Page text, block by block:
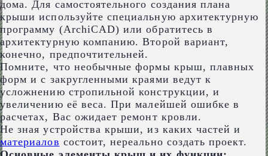
дома. Для самостоятельного создания плана
крыши используйте специальную архитектурную
программу (ArchiCAD) или обратитесь в
архитектурную компанию. Второй вариант,
конечно, предпочтительней.
Помните, что необычные формы крыш, плавных
форм и с закругленными краями ведут к
усложнению стропильной конструкции, и
увеличению её веса. При малейшей ошибке в
расчетах, Вас ожидает ремонт кровли.
Не зная устройства крыши, из каких частей и
материалов состоит, нереально создать проект.